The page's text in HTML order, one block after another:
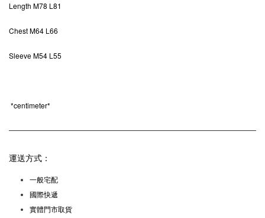
Length M78 L81
Chest M64 L66
Sleeve M54 L55
*centimeter*
運送方式：
一般宅配
國際快遞
實體門市取貨